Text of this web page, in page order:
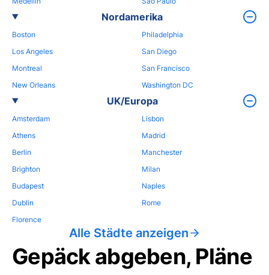
Nordamerika
Boston
Los Angeles
Montreal
New Orleans
Philadelphia
San Diego
San Francisco
Washington DC
UK/Europa
Amsterdam
Athens
Berlin
Brighton
Budapest
Dublin
Florence
Lisbon
Madrid
Manchester
Milan
Naples
Rome
Alle Städte anzeigen
Gepäck abgeben, Pläne